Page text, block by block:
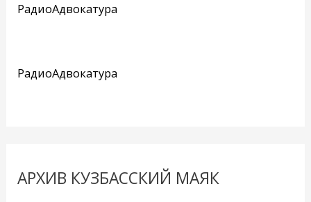
РадиоАдвокатура
РадиоАдвокатура
АРХИВ КУЗБАССКИЙ МАЯК